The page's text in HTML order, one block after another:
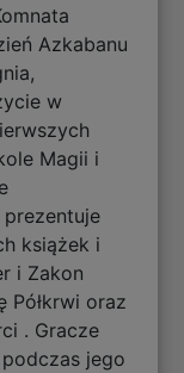
Azkabanu
w
Magii i
książek i
i Zakon
Półkrwi oraz
. Gracze
jego